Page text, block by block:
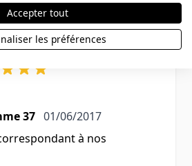
Envoi rapide. Un peu grand
on peut enlever un maillon.
37 1 juin 2017
01/06/2017
à nos
Accepter tout
les préférences